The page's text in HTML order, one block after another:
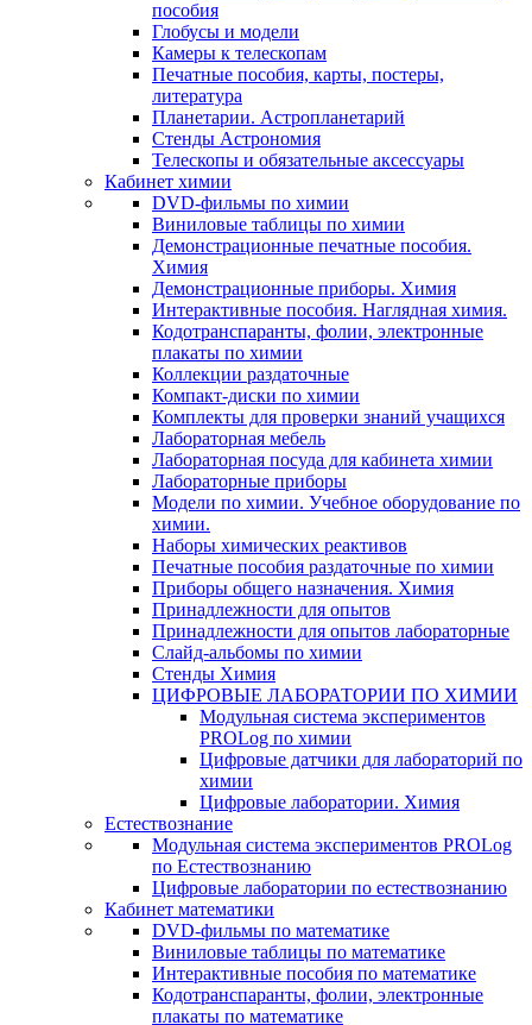
пособия
Глобусы и модели
Камеры к телескопам
Печатные пособия, карты, постеры,
литература
Планетарии. Астропланетарий
Стенды Астрономия
Телескопы и обязательные аксессуары
Кабинет химии
DVD-фильмы по химии
Виниловые таблицы по химии
Демонстрационные печатные пособия.
Химия
Демонстрационные приборы. Химия
Интерактивные пособия. Наглядная химия.
Кодотранспаранты, фолии, электронные
плакаты по химии
Коллекции раздаточные
Компакт-диски по химии
Комплекты для проверки знаний учащихся
Лабораторная мебель
Лабораторная посуда для кабинета химии
Лабораторные приборы
Модели по химии. Учебное оборудование по
химии.
Наборы химических реактивов
Печатные пособия раздаточные по химии
Приборы общего назначения. Химия
Принадлежности для опытов
Принадлежности для опытов лабораторные
Слайд-альбомы по химии
Стенды Химия
ЦИФРОВЫЕ ЛАБОРАТОРИИ ПО ХИМИИ
Модульная система экспериментов
PROLog по химии
Цифровые датчики для лабораторий по
химии
Цифровые лаборатории. Химия
Естествознание
Модульная система экспериментов PROLog
по Естествознанию
Цифровые лаборатории по естествознанию
Кабинет математики
DVD-фильмы по математике
Виниловые таблицы по математике
Интерактивные пособия по математике
Кодотранспаранты, фолии, электронные
плакаты по математике